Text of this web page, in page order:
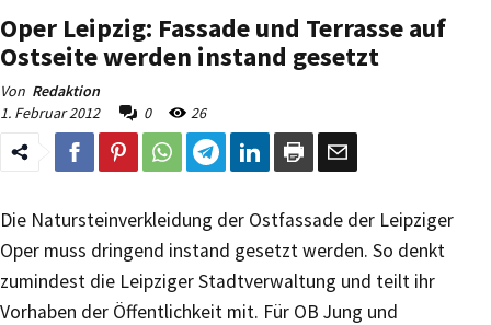
Oper Leipzig: Fassade und Terrasse auf
Ostseite werden instand gesetzt
Von Redaktion
1. Februar 2012
0 26
Die Natursteinverkleidung der Ostfassade der Leipziger
Oper muss dringend instand gesetzt werden. So denkt
zumindest die Leipziger Stadtverwaltung und teilt ihr
Vorhaben der Öffentlichkeit mit. Für OB Jung und